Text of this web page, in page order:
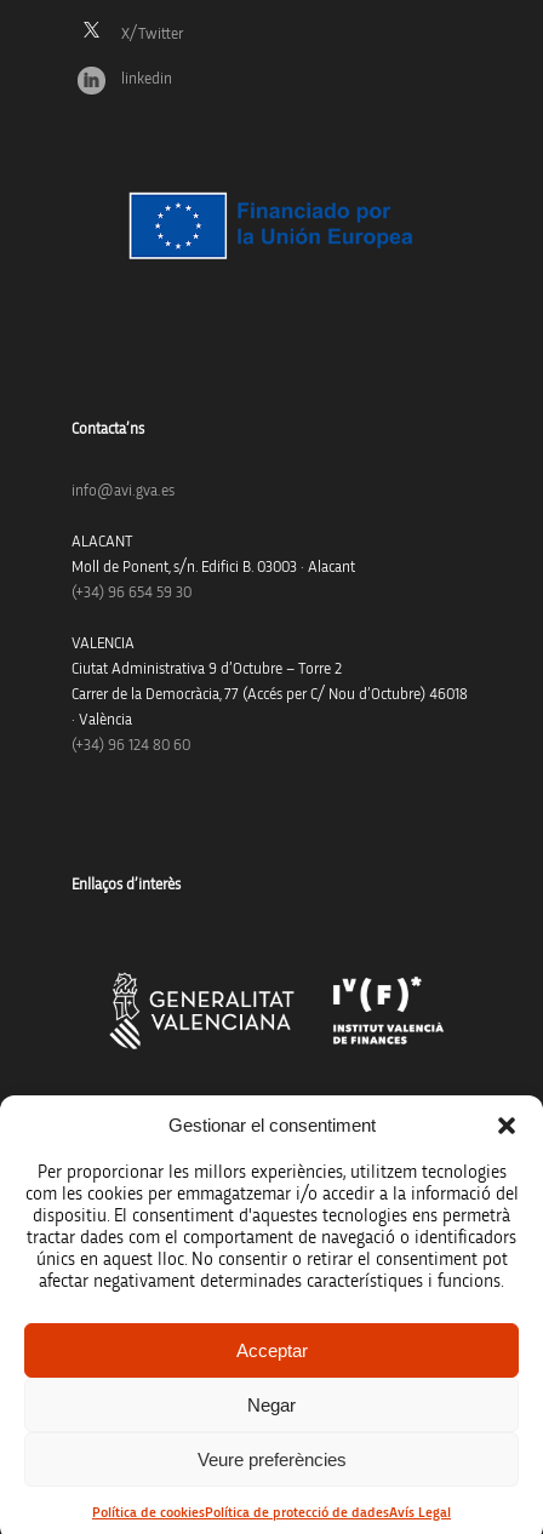
Gestionar el consentiment
Per proporcionar les millors experiències, utilitzem tecnologies
com les cookies per emmagatzemar i/o accedir a la informació del
dispositiu. El consentiment d'aquestes tecnologies ens permetrà
tractar dades com el comportament de navegació o identificadors
únics en aquest lloc. No consentir o retirar el consentiment pot
afectar negativament determinades característiques i funcions.
Acceptar
Negar
Veure preferències
Política de cookiesPolítica de protecció de dadesAvís Legal
linkedin
Contacta’ns
info@avi.gva.es
ALACANT
Moll de Ponent, s/n. Edifici B. 03003 · Alacant
(+34) 96 654 59 30
VALENCIA
Ciutat Administrativa 9 d’Octubre – Torre 2
Carrer de la Democràcia, 77 (Accés per C/ Nou d’Octubre) 46018
· València
(+34) 96 124 80 60
Enllaços d’interès
Més organismes de suport a la innovació
Avís legal